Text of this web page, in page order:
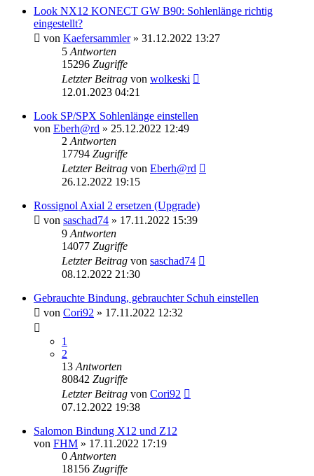
Look NX12 KONECT GW B90: Sohlenlänge richtig
eingestellt?
von Kaefersammler» 31.12.2022 13:27
5 Antworten
15296 Zugriffe
Letzter Beitrag von wolkeski
12.01.2023 04:21
Look SP/SPX Sohlenlänge einstellen
von Eberh@rd » 25.12.2022 12:49
2 Antworten
17794 Zugriffe
Letzter Beitrag von Eberh@rd
26.12.2022 19:15
Rossignol Axial 2 ersetzen (Upgrade)
von saschad74 » 17.11.2022 15:39
9 Antworten
14077 Zugriffe
Letzter Beitrag von saschad74
08.12.2022 21:30
Gebrauchte Bindung, gebrauchter Schuh einstellen
von Cori92 » 17.11.2022 12:32
1
2
13 Antworten
80842 Zugriffe
Letzter Beitrag von Cori92
07.12.2022 19:38
Salomon Bindung X12 und Z12
von FHM » 17.11.2022 17:19
0 Antworten
18156 Zugriffe